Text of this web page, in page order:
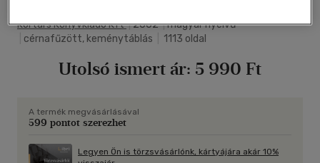
Kortárs Könyvkiadó Kft|2002|magyar nyelvű
cérnafűzött, keménytáblás 1113 oldal
Utolsó ismert ár: 5 990 Ft
A termék megvásárlásával
599 pontot szerezhet
Legyen Ön is törzsvásárlónk, kártyájára akár 10%